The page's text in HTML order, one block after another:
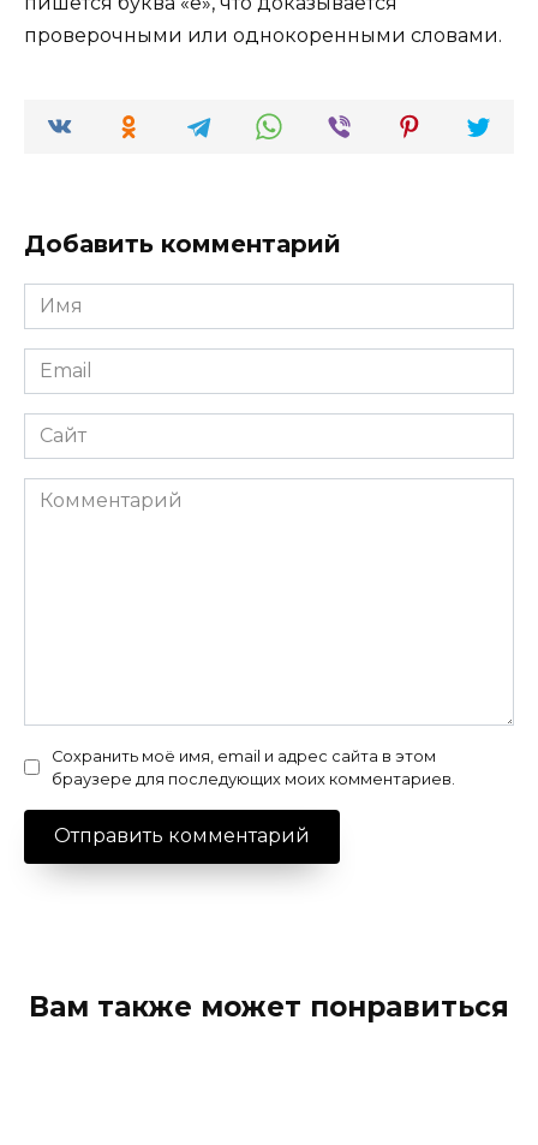
проверочными или однокоренными словами.
Добавить комментарий
Имя
*
Email
*
Сайт
Комментарий
Сохранить моё имя, email и адрес сайта в этом
браузере для последующих моих комментариев.
Вам также может понравиться